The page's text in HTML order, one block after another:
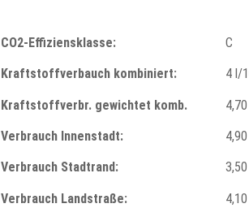
CO2-Effiziensklasse: C
Kraftstoffverbauch kombiniert: 4 l/
Kraftstoffverbr. gewichtet komb. 4,70
Verbrauch Innenstadt:
Verbrauch Stadtrand:
Verbrauch Landstraße: